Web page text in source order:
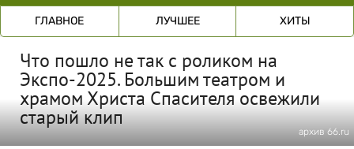
ГЛАВНОЕ ЛУЧШЕЕ ХИТЫ
Что пошло не так с роликом на
Экспо-2025. Большим театром и
храмом Христа Спасителя освежили
старый клип
архив 66.ru